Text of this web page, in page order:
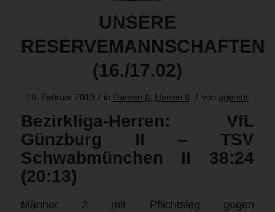
UNSERE
RESERVEMANNSCHAFTEN
(16./17.02)
18. Februar 2019 / in Damen II , Herren II / von agentur
Bezirkliga-Herren: VfL
Günzburg II – TSV
Schwabmünchen II 38:24
(20:13)
Männer 2 mit Pflichtsieg gegen